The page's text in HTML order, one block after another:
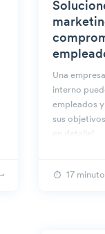
Una
interno
empleados
sus
en detalle!
17